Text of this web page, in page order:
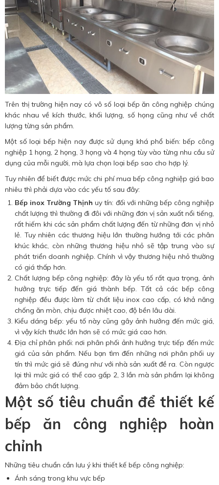
Trên thị trường hiện nay có vô số loại bếp ăn công nghiệp chúng
khác nhau về kích thước, khối lượng, số họng cũng như về chất
lượng từng sản phẩm.
Một số loại bếp hiện nay được sử dụng khá phổ biến: bếp công
nghiệp 1 họng, 2 họng, 3 họng và 4 họng tùy vào từng nhu cầu sử
dụng của mỗi người, mà lựa chọn loại bếp sao cho hợp lý.
Tuy nhiên để biết được mức chi phí mua bếp công nghiệp giá bao
nhiêu thì phải dựa vào các yếu tố sau đây:
Bếp inox Trường Thịnh uy tín: đối với những bếp công nghiệp
chất lượng thì thường đi đôi với những đơn vị sản xuất nổi tiếng,
rất hiếm khi các sản phẩm chất lượng đến từ những đơn vị nhỏ
lẻ. Tuy nhiên các thương hiệu lớn thường hướng tới các phân
khúc khác, còn những thương hiệu nhỏ sẽ tập trung vào sự
phát triển doanh nghiệp. Chính vì vậy thương hiệu nhỏ thường
có giá thấp hơn.
Chất lượng bếp công nghiệp: đây là yếu tố rất qua trọng, ảnh
hưởng trực tiếp đến giá thành bếp. Tất cả các bếp công
nghiệp đều được làm từ chất liệu inox cao cấp, có khả năng
chống ăn mòn, chịu được nhiệt cao, độ bền lâu dài.
Kiểu dáng bếp: yếu tố này cũng gây ảnh hưởng đến mức giá,
vì vậy kích thước lớn hơn sẽ có mức giá cao hơn.
Địa chỉ phân phối: nơi phân phối ảnh hưởng trực tiếp đến mức
giá của sản phẩm. Nếu bạn tìm đến những nơi phân phối uy
tín thì mức giá sẽ đúng như với nhà sản xuất đề ra. Còn ngược
lại thì mức giá có thể cao gấp 2, 3 lần mà sản phẩm lại không
đảm bảo chất lượng.
Một số tiêu chuẩn để thiết kế
bếp ăn công nghiệp hoàn
chỉnh
Những tiêu chuẩn cần lưu ý khi thiết kế bếp công nghiệp:
Ánh sáng trong khu vực bếp